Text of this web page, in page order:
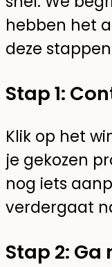
hebben het
deze
Stap 1:
Klik op het
je gekozen
nog iets
verdergaat
Stap 2: